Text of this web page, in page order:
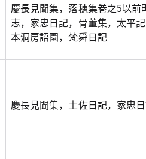
慶長見聞集，落穂集巻之5以
志，家忠日記，骨董集，太平
本洞房語園，梵舜日記
慶長見聞集，土佐日記，家忠